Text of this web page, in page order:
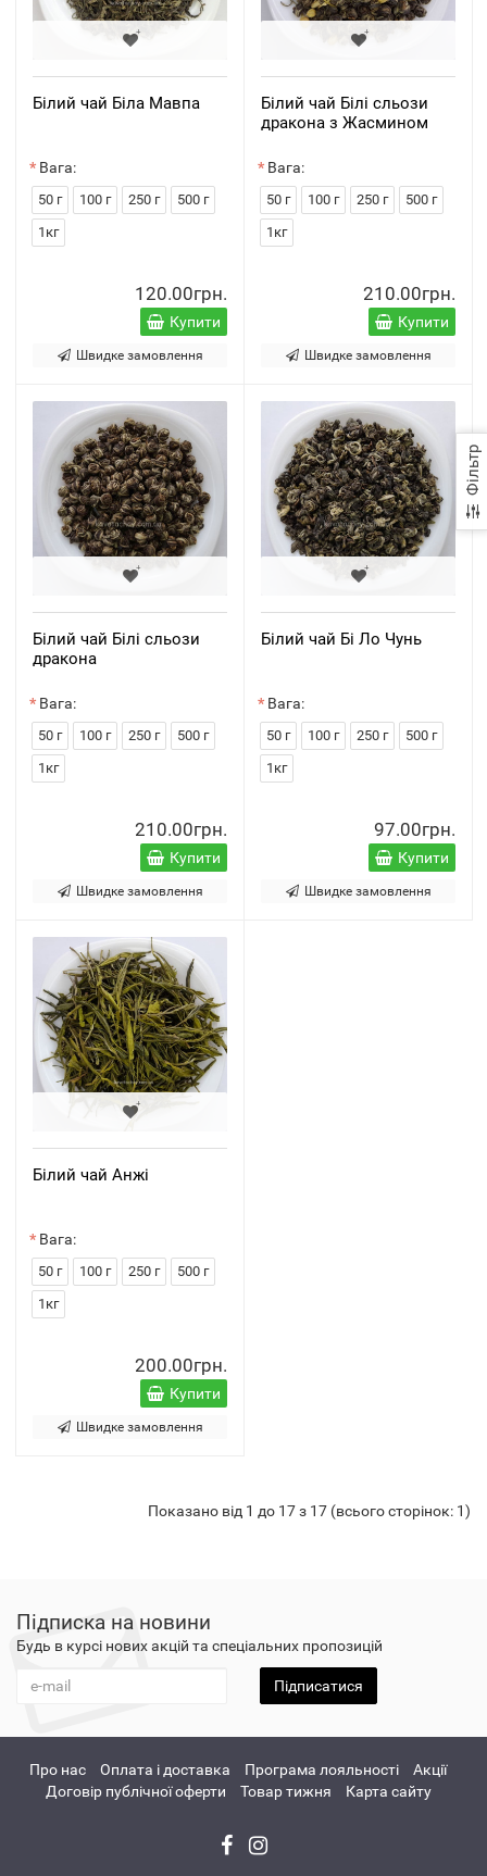
Фільтр
Білий чай Біла Мавпа
Вага:
50 г 100 г 250 г
500 г
1кг
120.00грн.
Купити
Швидке замовлення
Білий чай Білі сльози
дракона з Жасмином
Вага:
50 г 100 г 250 г
500 г
1кг
210.00грн.
Купити
Швидке замовлення
Білий чай Білі сльози
дракона
Вага:
50 г 100 г 250 г
500 г
1кг
210.00грн.
Купити
Швидке замовлення
Білий чай Бі Ло Чунь
Вага:
50 г 100 г 250 г
500 г
1кг
97.00грн.
Купити
Швидке замовлення
Білий чай Анжі
Вага:
50 г 100 г 250 г
500 г
1кг
200.00грн.
Купити
Швидке замовлення
Показано від 1 до 17 з 17 (всього сторінок: 1)
Підписка на новини
Будь в курсі нових акцій та спеціальних пропозицій
Підписатися
Про нас Оплата і доставка Програма лояльності
Акції
Договір публічної оферти
Товар тижня Карта сайту